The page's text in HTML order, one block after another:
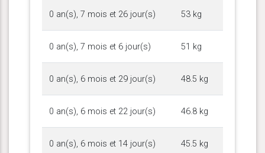
0 an(s), 7 mois et 26 jour(s) 53 kg
0 an(s), 7 mois et 6 jour(s) 51 kg
0 an(s), 6 mois et 29 jour(s) 48.5 kg
0 an(s), 6 mois et 22 jour(s) 46.8 kg
0 an(s), 6 mois et 14 jour(s) 45.5 kg